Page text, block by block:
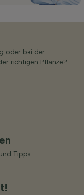
oder bei der
richtigen Pflanze?
Tipps.